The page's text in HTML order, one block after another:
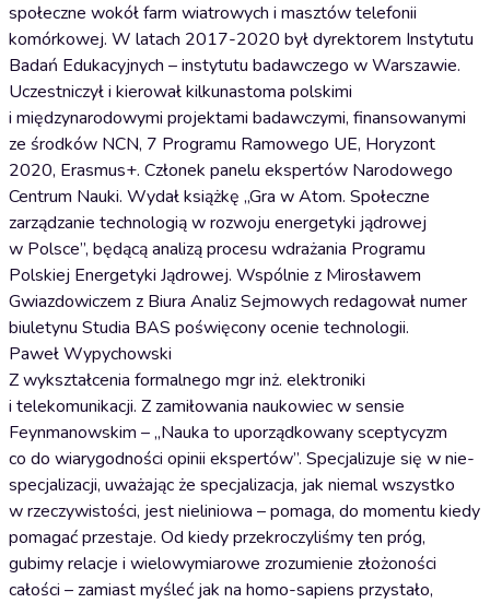
społeczne wokół farm wiatrowych i masztów telefonii
komórkowej. W latach 2017-2020 był dyrektorem Instytutu
Badań Edukacyjnych – instytutu badawczego w Warszawie.
Uczestniczył i kierował kilkunastoma polskimi
i międzynarodowymi projektami badawczymi, finansowanymi
ze środków NCN, 7 Programu Ramowego UE, Horyzont
2020, Erasmus+. Członek panelu ekspertów Narodowego
Centrum Nauki. Wydał książkę „Gra w Atom. Społeczne
zarządzanie technologią w rozwoju energetyki jądrowej
w Polsce”, będącą analizą procesu wdrażania Programu
Polskiej Energetyki Jądrowej. Wspólnie z Mirosławem
Gwiazdowiczem z Biura Analiz Sejmowych redagował numer
biuletynu Studia BAS poświęcony ocenie technologii.
Paweł Wypychowski
Z wykształcenia formalnego mgr inż. elektroniki
i telekomunikacji. Z zamiłowania naukowiec w sensie
Feynmanowskim – „Nauka to uporządkowany sceptycyzm
co do wiarygodności opinii ekspertów”. Specjalizuje się w nie-
specjalizacji, uważając że specjalizacja, jak niemal wszystko
w rzeczywistości, jest nieliniowa – pomaga, do momentu kiedy
pomagać przestaje. Od kiedy przekroczyliśmy ten próg,
gubimy relacje i wielowymiarowe zrozumienie złożoności
całości – zamiast myśleć jak na homo-sapiens przystało,